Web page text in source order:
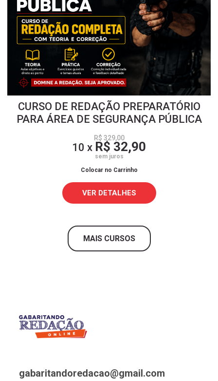
CURSO DE REDAÇÃO PREPARATÓRIO
PARA ÁREA DE SEGURANÇA PÚBLICA
R$ 329,00
10 x R$ 32,90
sem juros
Colocar no Carrinho
VER DETALHES
MAIS CURSOS
gabaritandoredacao@gmail.com